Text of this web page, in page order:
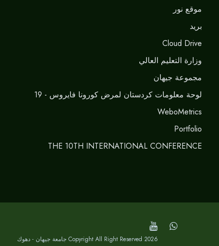
موقع نور
برید
Cloud Drive
وزارة التعليم العالي
مجموعة جيهان
لوحة معلومات كردستان لمرض كورونا فايروس - 19
WeboMetrics
Portfolio
THE 10TH INTERNATIONAL CONFERENCE
Copyright All Right Reserved 2026 جامعة جيهان - دهوك